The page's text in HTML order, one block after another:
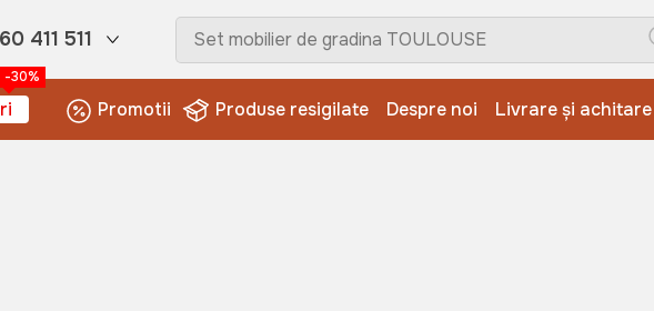
411 511
-30%
Promotii Produse resigilate Despre noi Livrare și achitare